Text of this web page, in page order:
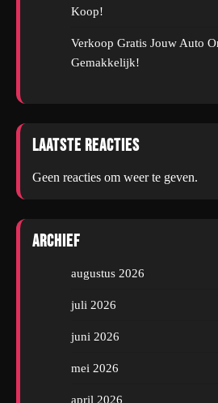
Koop!
Verkoop Gratis Jouw Auto
Gemakkelijk!
Laatste reacties
Geen reacties om weer te geven.
Archief
augustus 2026
juli 2026
juni 2026
mei 2026
april 2026